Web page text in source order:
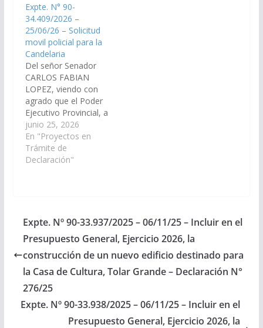
Destacamento Policial
de la Municipalidad…
Expte. N° 90-
34.409/2026 –
25/06/26 – Solicitud
movil policial para la
Candelaria
Del señor Senador
CARLOS FABIAN
LOPEZ, viendo con
agrado que el Poder
Ejecutivo Provincial, a
través de los
organismos que
correspondan, arbitren
las medidas que
provisión de un nuevo
móvil para el
Destacamento Policial
de la Municipalidad…
junio 25, 2026
En "Proyectos en
Trámite de
Declaración"
Expte. Nº 90-33.937/2025 – 06/11/25 – Incluir en el
Presupuesto General, Ejercicio 2026, la
construcción de un nuevo edificio destinado para
la Casa de Cultura, Tolar Grande – Declaración N°
276/25
Expte. Nº 90-33.938/2025 – 06/11/25 – Incluir en el
Presupuesto General, Ejercicio 2026, la